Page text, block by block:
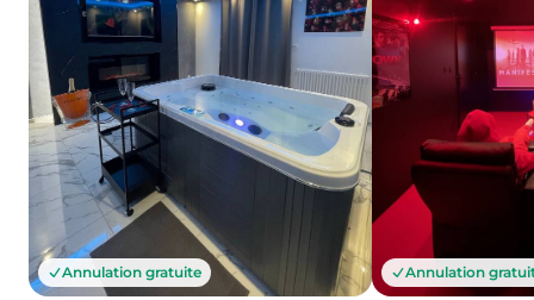
Annulation gratuite Annulation